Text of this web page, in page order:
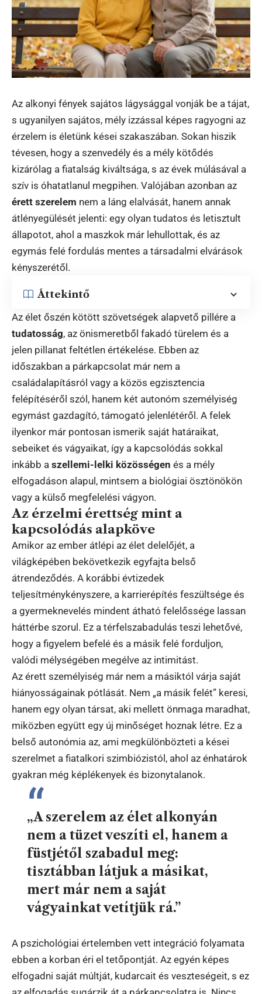
Az alkonyi fények sajátos lágysággal vonják be a tájat,
s ugyanilyen sajátos, mély izzással képes ragyogni az
érzelem is életünk kései szakaszában. Sokan hiszik
tévesen, hogy a szenvedély és a mély kötődés
kizárólag a fiatalság kiváltsága, s az évek múlásával a
szív is óhatatlanul megpihen. Valójában azonban az
érett szerelem nem a láng elalvását, hanem annak
átlényegülését jelenti: egy olyan tudatos és letisztult
állapotot, ahol a maszkok már lehullottak, és az
egymás felé fordulás mentes a társadalmi elvárások
kényszerétől.
Áttekintő
Az élet őszén kötött szövetségek alapvető pillére a
tudatosság, az önismeretből fakadó türelem és a
jelen pillanat feltétlen értékelése. Ebben az
időszakban a párkapcsolat már nem a
családalapításról vagy a közös egzisztencia
felépítéséről szól, hanem két autonóm személyiség
egymást gazdagító, támogató jelenlétéről. A felek
ilyenkor már pontosan ismerik saját határaikat,
sebeiket és vágyaikat, így a kapcsolódás sokkal
inkább a szellemi-lelki közösségen és a mély
elfogadáson alapul, mintsem a biológiai ösztönökön
vagy a külső megfelelési vágyon.
Az érzelmi érettség mint a
kapcsolódás alapköve
Amikor az ember átlépi az élet delelőjét, a
világképében bekövetkezik egyfajta belső
átrendeződés. A korábbi évtizedek
teljesítménykényszere, a karrierépítés feszültsége és
a gyermeknevelés mindent átható felelőssége lassan
háttérbe szorul. Ez a térfelszabadulás teszi lehetővé,
hogy a figyelem befelé és a másik felé forduljon,
valódi mélységében megélve az intimitást.
Az érett személyiség már nem a másiktól várja saját
hiányosságainak pótlását. Nem „a másik felét” keresi,
hanem egy olyan társat, aki mellett önmaga maradhat,
miközben együtt egy új minőséget hoznak létre. Ez a
belső autonómia az, ami megkülönbözteti a kései
szerelmet a fiatalkori szimbiózistól, ahol az énhatárok
gyakran még képlékenyek és bizonytalanok.
„A szerelem az élet alkonyán
nem a tüzet veszíti el, hanem a
füstjétől szabadul meg:
tisztábban látjuk a másikat,
mert már nem a saját
vágyainkat vetítjük rá.”
A pszichológiai értelemben vett integráció folyamata
ebben a korban éri el tetőpontját. Az egyén képes
elfogadni saját múltját, kudarcait és veszteségeit, s ez